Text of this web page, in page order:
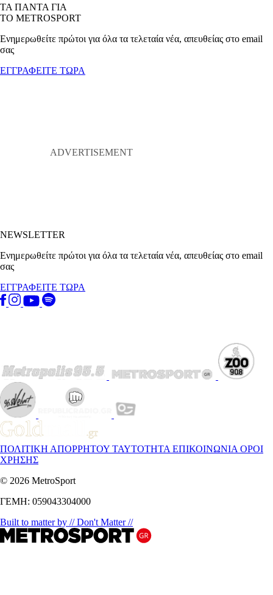
ΤΑ ΠΑΝΤΑ ΓΙΑ
ΤΟ METROSPORT
Ενημερωθείτε πρώτοι για όλα τα τελεταία νέα, απευθείας στο email
σας
ΕΓΓΡΑΦΕΙΤΕ ΤΩΡΑ
NEWSLETTER
Ενημερωθείτε πρώτοι για όλα τα τελεταία νέα, απευθείας στο email
σας
ΕΓΓΡΑΦΕΙΤΕ ΤΩΡΑ
ΠΟΛΙΤΙΚΗ ΑΠΟΡΡΗΤΟΥ ΤΑΥΤΟΤΗΤΑ ΕΠΙΚΟΙΝΩΝΙΑ ΟΡΟΙ
ΧΡΗΣΗΣ
© 2026 MetroSport
ΓΕΜΗ: 059043304000
Built to matter by // Don't Matter //